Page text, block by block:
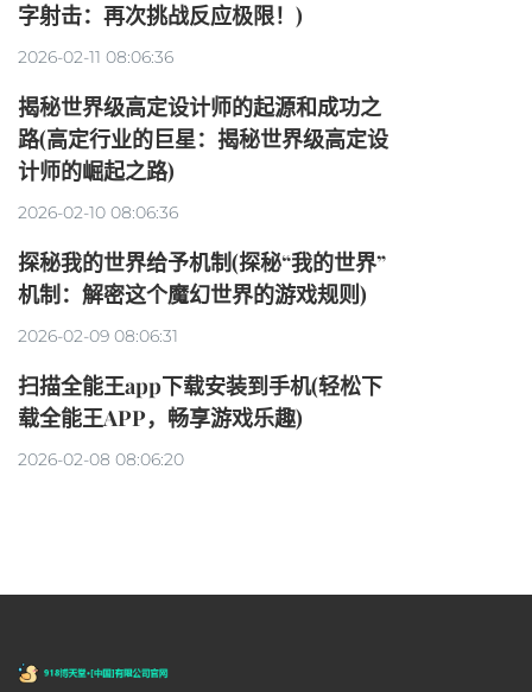
字射击：再次挑战反应极限！)
2026-02-11 08:06:36
揭秘世界级高定设计师的起源和成功之
路(高定行业的巨星：揭秘世界级高定设
计师的崛起之路)
2026-02-10 08:06:36
探秘我的世界给予机制(探秘“我的世界”
机制：解密这个魔幻世界的游戏规则)
2026-02-09 08:06:31
扫描全能王app下载安装到手机(轻松下
载全能王APP，畅享游戏乐趣)
2026-02-08 08:06:20